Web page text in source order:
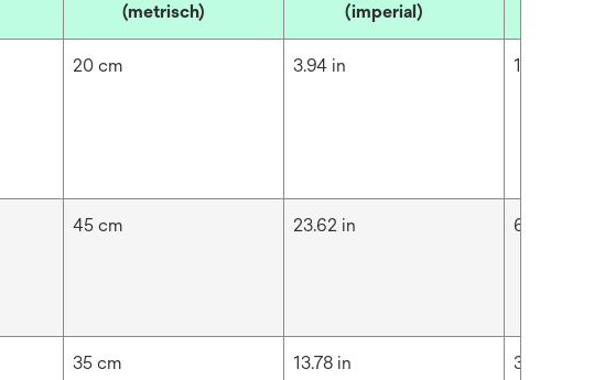
(metrisch)
(imperial)
20 cm 3.94 in 10 cm
45 cm 23.62 in 60 cm
35 cm 13.78 in 35 cm